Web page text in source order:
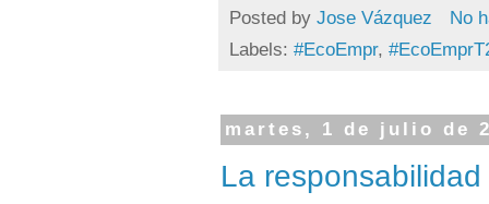
Posted by Jose Vázquez
No
Labels: #EcoEmpr,
martes, 1 de julio de
La